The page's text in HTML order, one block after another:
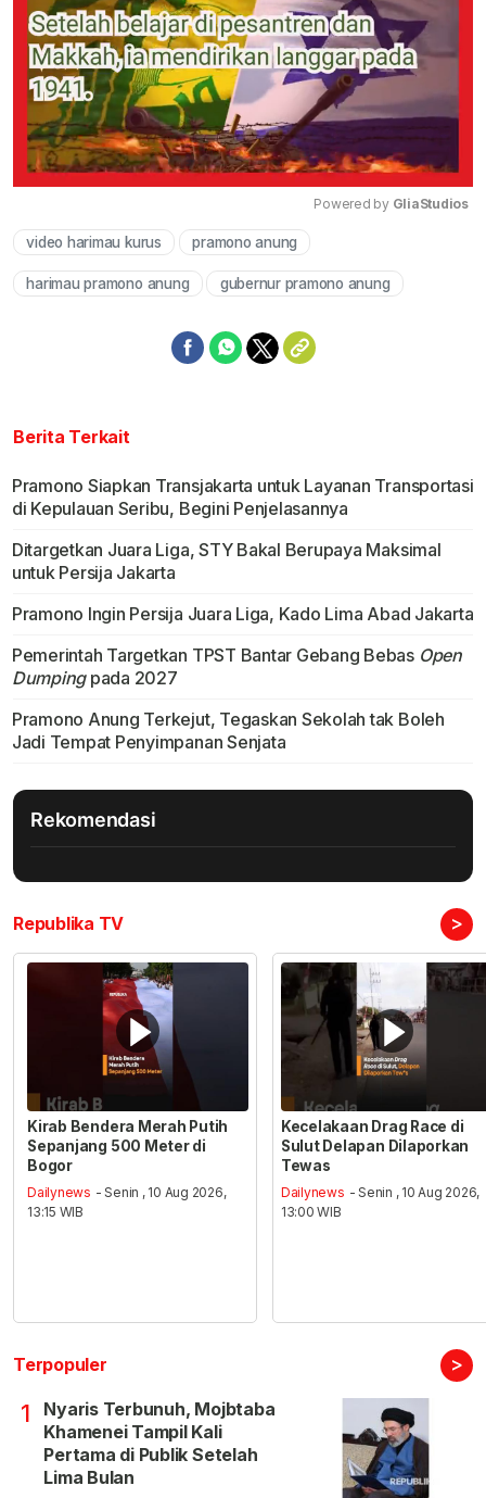
Powered by GliaStudios
video harimau kurus pramono anung
harimau pramono anung gubernur pramono anung
Berita Terkait
Pramono Siapkan Transjakarta untuk Layanan Transportasi
di Kepulauan Seribu, Begini Penjelasannya
Ditargetkan Juara Liga, STY Bakal Berupaya Maksimal
untuk Persija Jakarta
Pramono Ingin Persija Juara Liga, Kado Lima Abad Jakarta
Pemerintah Targetkan TPST Bantar Gebang Bebas Open
Dumpingpada 2027
Pramono Anung Terkejut, Tegaskan Sekolah tak Boleh
Jadi Tempat Penyimpanan Senjata
Rekomendasi
Republika TV >
Kirab Bendera Merah Putih
Sepanjang 500 Meter di
Bogor
Dailynews - Senin , 10 Aug 2026,
13:15 WIB
Kecelakaan Drag Race di
Sulut Delapan Dilaporkan
Tewas
Dailynews - Senin , 10 Aug 2026,
13:00 WIB
Terpopuler >
1
Nyaris Terbunuh, Mojbtaba
Khamenei Tampil Kali
Pertama di Publik Setelah
Lima Bulan